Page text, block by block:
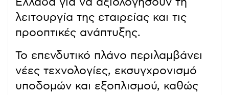
λειτουργία της εταιρείας και τις
προοπτικές ανάπτυξης.
Το επενδυτικό πλάνο περιλαμβάνει
νέες τεχνολογίες, εκσυγχρονισμό
υποδομών και εξοπλισμού, καθώς